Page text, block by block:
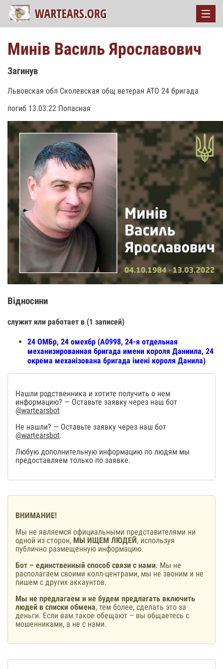
Минів Василь Ярославович
Загинув
Львовская обл Сколевская общ ветеран АТО 24 бригада
погиб 13.03.22 Попасная
Відносини
служит или работает в (1 записей)
24 ОМБр, 24 омехбр (А0998, 24-я отдельная
механизированная бригада имени короля Даниила, 24
окрема механізована бригада імені короля Данила)
Нашли родственника и хотите получить о нем
информацию? — Оставьте заявку через наш бот
@wartearsbot
Не нашли? — Оставьте заявку через наш бот
@wartearsbot.
Любую дополнительную информацию по людям мы
предоставляем только по заявке.
ВНИМАНИЕ!
Мы не являемся официальными представителями ни
одной из сторон, МЫ ИЩЕМ ЛЮДЕЙ, используя
публично размещенную информацию.
Бот – единственный способ связи с нами. Мы не
располагаем своими колл-центрами, мы не звоним и не
пишем с других аккаунтов.
Мы не предлагаем и не будем предлагать включить
людей в списки обмена, тем более, сделать это за
деньги. Если вам такое обещают – вы общаетесь с
мошенниками, а не с нами.